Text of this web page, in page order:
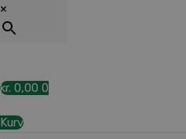
×
kr. 0,00 0
Kurv